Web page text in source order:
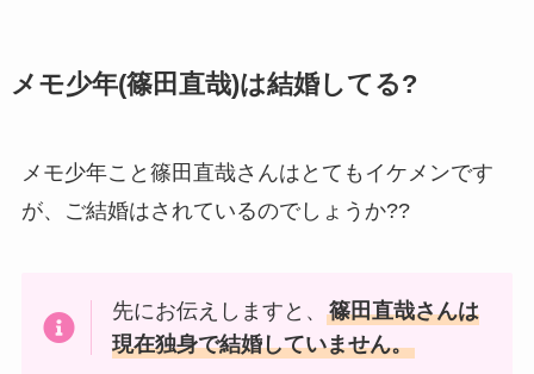
メモ少年(篠田直哉)は結婚してる?
メモ少年こと篠田直哉さんはとてもイケメンです
が、ご結婚はされているのでしょうか??
先にお伝えしますと、篠田直哉さんは
現在独身で結婚していません。